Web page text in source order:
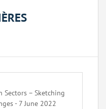
Sectors – Sketching
- 7 June 2022